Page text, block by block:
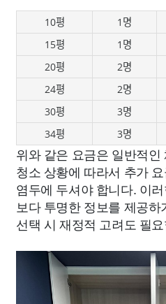
10평 1명
15평
1명
20평
2명
24평
2명
30평
3명
34평
3명
위와 같은 요금은 일반적
청소 상황에 따라서 추가
염두에 두셔야 합니다. 이
보다 투명한 정보를 제공
선택 시 재정적 고려도 필